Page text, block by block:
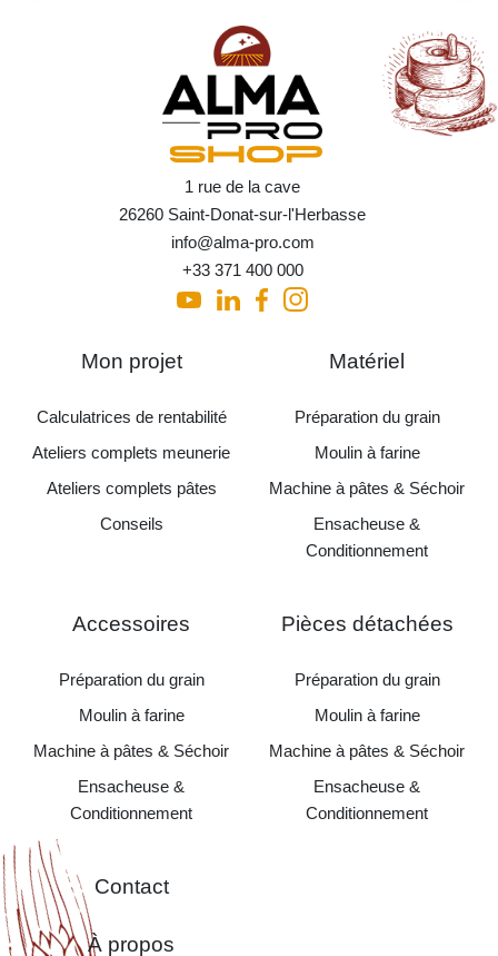
1 rue de la cave
26260 Saint-Donat-sur-l'Herbasse
info@alma-pro.com
+33 371 400 000
Mon projet
Calculatrices de rentabilité
Ateliers complets meunerie
Ateliers complets pâtes
Conseils
Matériel
Préparation du grain
Moulin à farine
Machine à pâtes & Séchoir
Ensacheuse &
Conditionnement
Accessoires
Préparation du grain
Moulin à farine
Machine à pâtes & Séchoir
Ensacheuse &
Conditionnement
Pièces détachées
Préparation du grain
Moulin à farine
Machine à pâtes & Séchoir
Ensacheuse &
Conditionnement
Contact
À propos